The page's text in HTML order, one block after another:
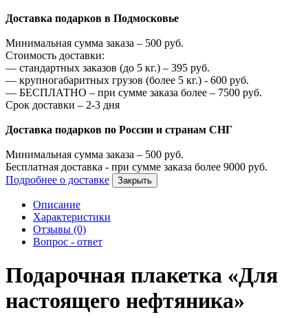
Доставка подарков в Подмосковье
Минимальная сумма заказа – 500 руб.
Стоимость доставки:
— стандартных заказов (до 5 кг.) – 395 руб.
— крупногабаритных грузов (более 5 кг.) - 600 руб.
— БЕСПЛАТНО – при сумме заказа более – 7500 руб.
Срок доставки – 2-3 дня
Доставка подарков по России и странам СНГ
Минимальная сумма заказа – 500 руб.
Бесплатная доставка - при сумме заказа более 9000 руб.
Подробнее о доставке
Закрыть
Описание
Характеристики
Отзывы (0)
Вопрос - ответ
Подарочная плакетка «Для
настоящего нефтяника»